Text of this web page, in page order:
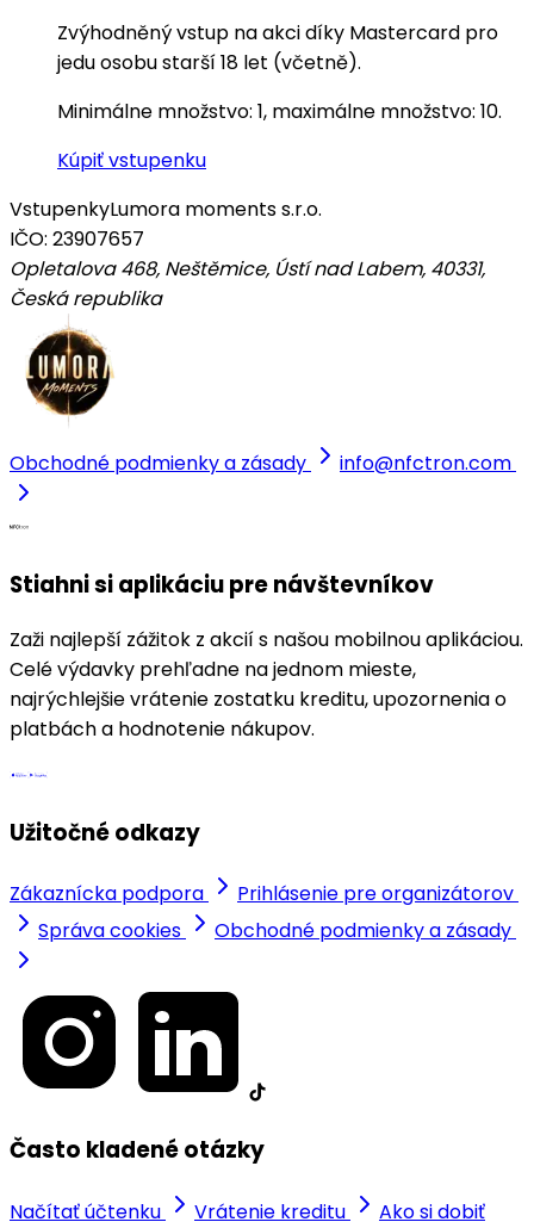
Zvýhodněný vstup na akci díky Mastercard pro
jedu osobu starší 18 let (včetně).
Minimálne množstvo: 1, maximálne množstvo: 10.
Kúpiť vstupenku
VstupenkyLumora moments s.r.o.
IČO: 23907657
Opletalova 468, Neštěmice, Ústí nad Labem, 40331,
Česká republika
Obchodné podmienky a zásady info@nfctron.com
Stiahni si aplikáciu pre návštevníkov
Zaži najlepší zážitok z akcií s našou mobilnou aplikáciou.
Celé výdavky prehľadne na jednom mieste,
najrýchlejšie vrátenie zostatku kreditu, upozornenia o
platbách a hodnotenie nákupov.
Užitočné odkazy
Zákaznícka podpora
Prihlásenie pre organizátorov
Správa cookies
Obchodné podmienky a zásady
Často kladené otázky
Načítať účtenku Vrátenie kreditu Ako si dobiť